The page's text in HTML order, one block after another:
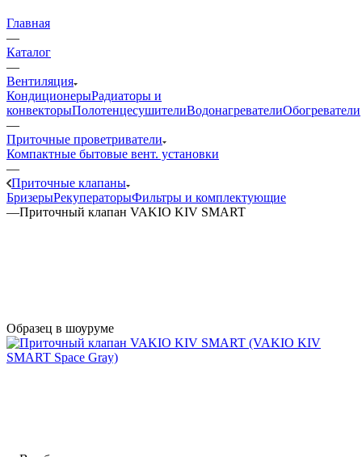
Главная
—
Каталог
—
Вентиляция
КондиционерыРадиаторы и
конвекторыПолотенцесушителиВодонагревателиОбогреватели
—
Приточные проветриватели
Компактные бытовые вент. установки
—
Приточные клапаны
БризерыРекуператорыФильтры и комплектующие
—Приточный клапан VAKIO KIV SMART
Образец в шоуруме